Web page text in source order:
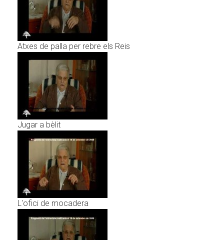
Atxes de palla per rebre els Reis
Jugar a bèlit
L'ofici de mocadera